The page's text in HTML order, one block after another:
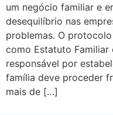
um negócio familiar e
desequilíbrio nas
problemas. O
como Estatuto Familiar
responsável por
família deve proceder
mais de […]